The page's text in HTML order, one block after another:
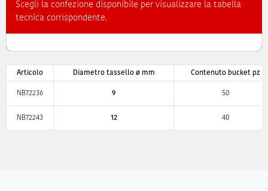
Scegli la confezione disponibile per visualizzare la tabella
tecnica corrispondente.
Articolo Diametro tassello ø mm Contenuto bucket pz
NB72236 9 50
NB72243 12 40